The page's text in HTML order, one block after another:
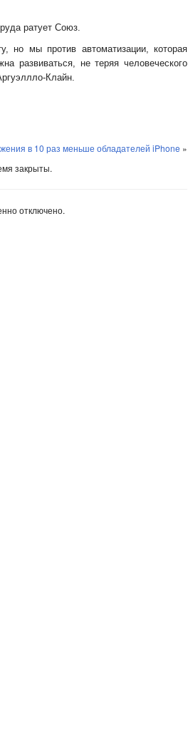
ратует Союз.
но мы против автоматизации, которая
развиваться, не теряя человеческого
Клайн.
в 10 раз меньше обладателей iPhone »
закрыты.
отключено.